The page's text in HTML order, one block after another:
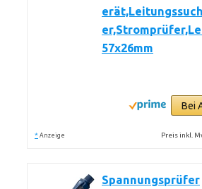
57x26mm
Bei
* Anzeige Preis inkl.
Spannungsprüfer